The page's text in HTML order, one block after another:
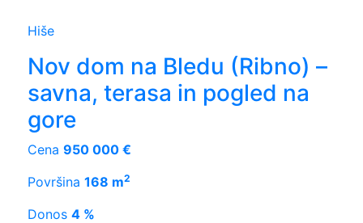
Hiše
Nov dom na Bledu (Ribno) –
savna, terasa in pogled na
gore
Cena 950 000 €
Površina 168 m2
Donos 4 %